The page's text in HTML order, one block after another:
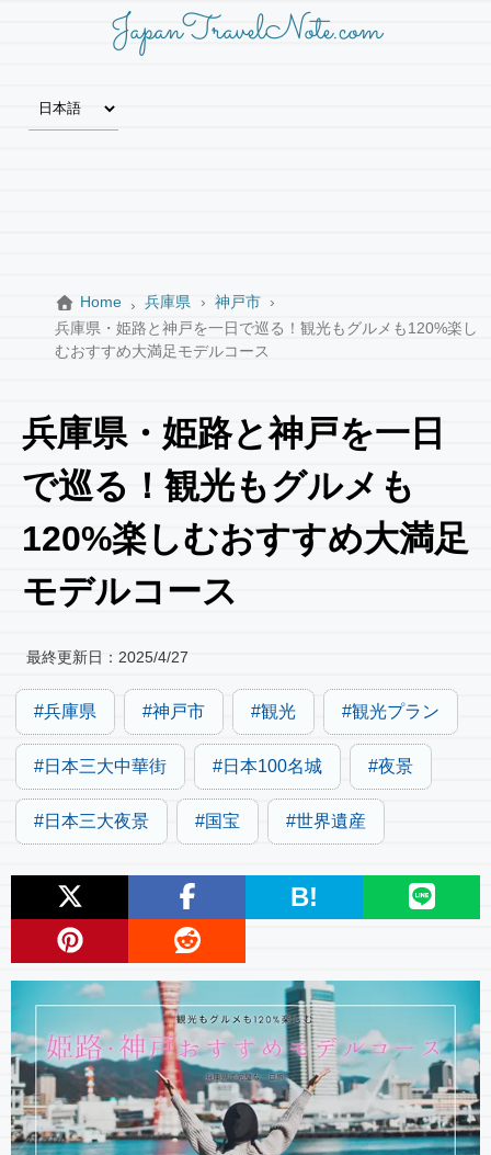
JapanTravelNote.com
Home 兵庫県
神戸市
兵庫県・姫路と神戸を一日で巡る！観光もグルメも120%楽し
むおすすめ大満足モデルコース
兵庫県・姫路と神戸を一日
で巡る！観光もグルメも
120%楽しむおすすめ大満足
モデルコース
最終更新日： 2025/4/27
兵庫県 神戸市 観光 観光プラン
日本三大中華街 日本100名城 夜景
日本三大夜景 国宝 世界遺産
B!